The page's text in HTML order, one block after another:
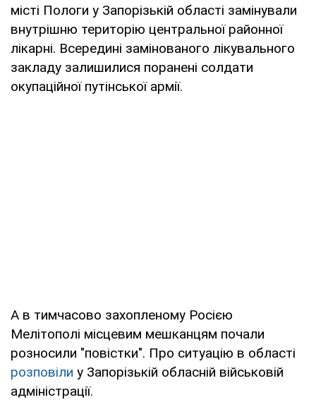
місті Пологи у Запорізькій області замінували
внутрішню територію центральної районної
лікарні. Всередині замінованого лікувального
закладу залишилися поранені солдати
окупаційної путінської армії.
А в тимчасово захопленому Росією
Мелітополі місцевим мешканцям почали
розносили "повістки". Про ситуацію в області
розповіли у Запорізькій обласній військовій
адміністрації.